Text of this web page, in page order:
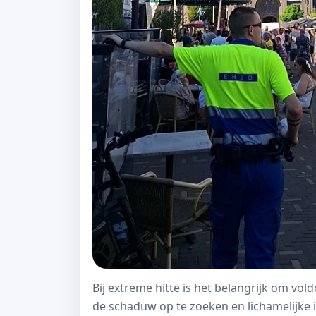
Bij extreme hitte is het belangrijk om
de schaduw op te zoeken en